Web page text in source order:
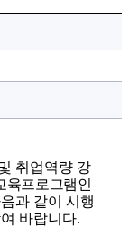
취업역량 강
육프로그램인
과 같이 시행
바랍니다.